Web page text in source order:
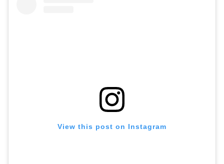
View this post on Instagram